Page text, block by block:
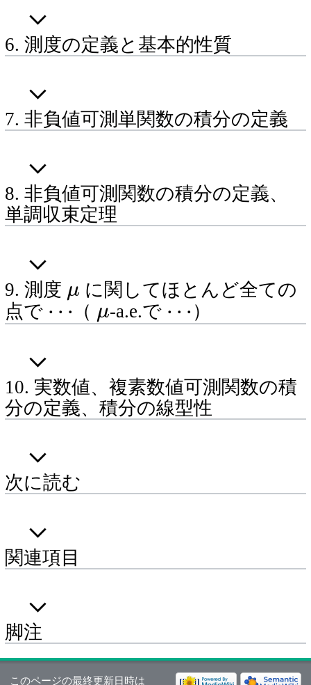
6. 測度の定義と基本的性質
7. 非負値可測単関数の積分の定義
8. 非負値可測関数の積分の定義、
単調収束定理
9. 測度
に関してほとんど全ての
点で
⋯
（
μ
-a.e.で
⋯
）
10. 実数値、複素数値可測関数の積
分の定義、積分の線型性
次に読む
関連項目
脚注
このページの最終更新日時は